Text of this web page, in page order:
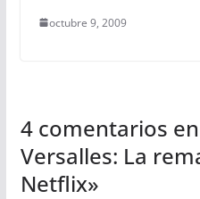
octubre 9, 2009
4 comentarios
Versalles: La
Netflix»